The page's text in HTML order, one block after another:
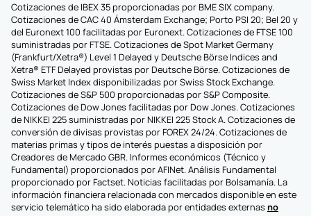
Cotizaciones de IBEX 35 proporcionadas por BME SIX company.
Cotizaciones de CAC 40 Ámsterdam Exchange; Porto PSI 20; Bel 20 y
del Euronext 100 facilitadas por Euronext. Cotizaciones de FTSE 100
suministradas por FTSE. Cotizaciones de Spot Market Germany
(Frankfurt/Xetra®) Level 1 Delayed y Deutsche Börse Indices and
Xetra® ETF Delayed provistas por Deutsche Börse. Cotizaciones de
Swiss Market Index disponibilizadas por Swiss Stock Exchange.
Cotizaciones de S&P 500 proporcionadas por S&P Composite.
Cotizaciones de Dow Jones facilitadas por Dow Jones. Cotizaciones
de NIKKEI 225 suministradas por NIKKEI 225 Stock A. Cotizaciones de
conversión de divisas provistas por FOREX 24/24. Cotizaciones de
materias primas y tipos de interés puestas a disposición por
Creadores de Mercado GBR. Informes económicos (Técnico y
Fundamental) proporcionados por AFINet. Análisis Fundamental
proporcionado por Factset. Noticias facilitadas por Bolsamanía. La
información financiera relacionada con mercados disponible en este
servicio telemático ha sido elaborada por entidades externasno